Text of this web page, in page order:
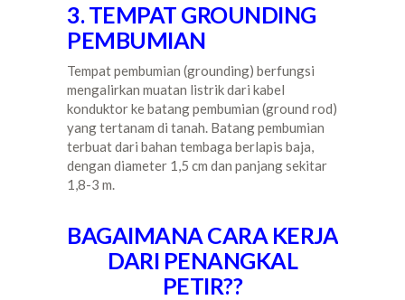
3. TEMPAT GROUNDING
PEMBUMIAN
Tempat pembumian (grounding) berfungsi
mengalirkan muatan listrik dari kabel
konduktor ke batang pembumian (ground rod)
yang tertanam di tanah. Batang pembumian
terbuat dari bahan tembaga berlapis baja,
dengan diameter 1,5 cm dan panjang sekitar
1,8-3 m.
BAGAIMANA CARA KERJA
DARI PENANGKAL
PETIR??